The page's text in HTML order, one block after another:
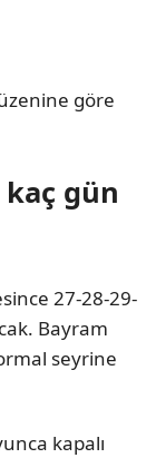
göre
gün
27-28-29-
Bayram
seyrine
kapalı